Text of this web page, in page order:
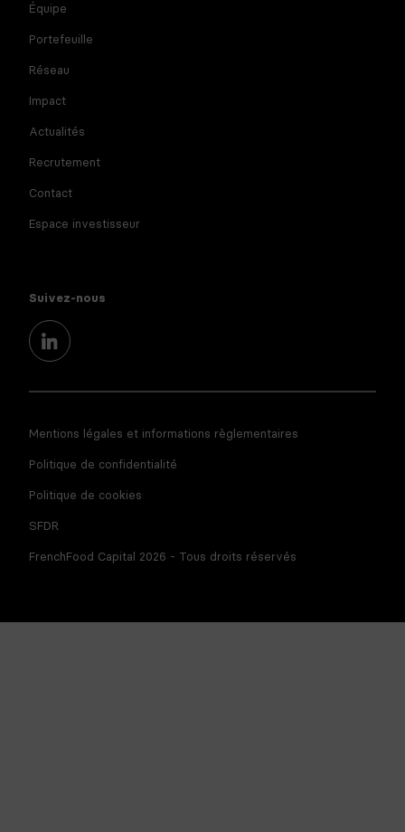
Équipe
Portefeuille
Réseau
Impact
Actualités
Recrutement
Contact
Espace investisseur
Suivez-nous
Mentions légales et informations règlementaires
Politique de confidentialité
Politique de cookies
SFDR
FrenchFood Capital 2026 - Tous droits réservés